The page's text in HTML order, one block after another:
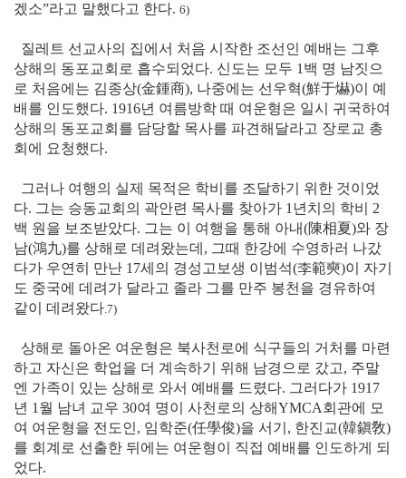
겠소”라고 말했다고 한다. 6)
질레트 선교사의 집에서 처음 시작한 조선인 예배는 그후
상해의 동포교회로 흡수되었다. 신도는 모두 1백 명 남짓으
로 처음에는 김종상(金鍾商), 나중에는 선우혁(鮮于爀)이 예
배를 인도했다. 1916년 여름방학 때 여운형은 일시 귀국하여
상해의 동포교회를 담당할 목사를 파견해달라고 장로교 총
회에 요청했다.
그러나 여행의 실제 목적은 학비를 조달하기 위한 것이었
다. 그는 승동교회의 곽안련 목사를 찾아가 1년치의 학비 2
백 원을 보조받았다. 그는 이 여행을 통해 아내(陳相夏)와 장
남(鴻九)를 상해로 데려왔는데, 그때 한강에 수영하러 나갔
다가 우연히 만난 17세의 경성고보생 이범석(李範奭)이 자기
도 중국에 데려가 달라고 졸라 그를 만주 봉천을 경유하여
같이 데려왔다.7)
상해로 돌아온 여운형은 북사천로에 식구들의 거처를 마련
하고 자신은 학업을 더 계속하기 위해 남경으로 갔고, 주말
엔 가족이 있는 상해로 와서 예배를 드렸다. 그러다가 1917
년 1월 남녀 교우 30여 명이 사천로의 상해YMCA회관에 모
여 여운형을 전도인, 임학준(任學俊)을 서기, 한진교(韓鎭敎)
를 회계로 선출한 뒤에는 여운형이 직접 예배를 인도하게 되
었다.